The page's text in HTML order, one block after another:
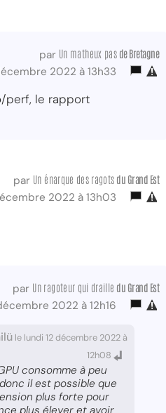
par Un matheux pas de Bretagne
2022 à 13h33
perf, le rapport
par Un énarque des ragots du Grand Est
2022 à 13h03
par Un ragoteur qui draille du Grand Est
2022 à 12h16
le lundi 12 décembre 2022 à
12h08
consomme à peu
il est possible que
plus forte pour